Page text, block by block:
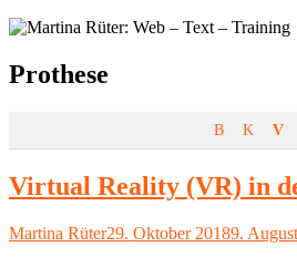
Schlagwort:
Prothese
B K V
Virtual Reality (VR) in
Autor
Martina RüterVeröffentlicht
29. Oktober 20189.